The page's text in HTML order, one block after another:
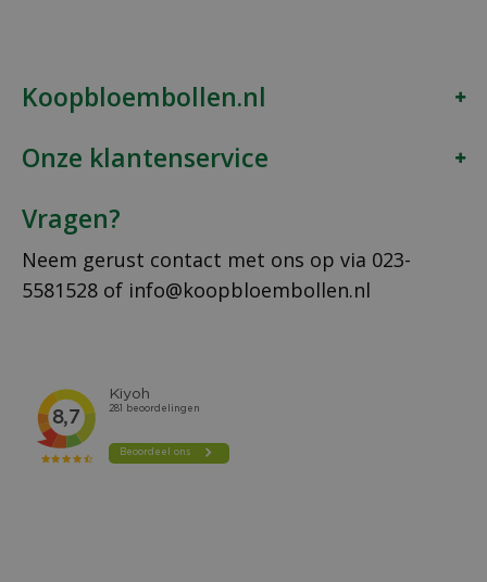
Koopbloembollen.nl
Onze klantenservice
Vragen?
Neem gerust contact met ons op via 023-
5581528 of info@koopbloembollen.nl